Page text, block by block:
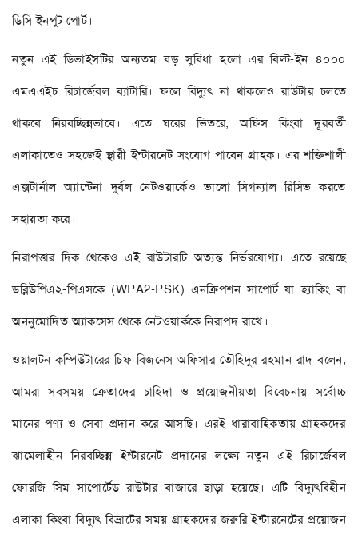
ডিসি ইনপুট পোর্ট।
নতুন এই ডিভাইসটির অন্যতম বড় সুবিধা হলো এর বিল্ট-ইন ৪০০০
এমএএইচ রিচার্জেবল ব্যাটারি। ফলে বিদ্যুৎ না থাকলেও রাউটার চলতে
থাকবে নিরবচ্ছিন্নভাবে। এতে ঘরের ভিতরে, অফিস কিংবা দূরবর্তী
এলাকাতেও সহজেই স্থায়ী ইন্টারনেট সংযোগ পাবেন গ্রাহক। এর শক্তিশালী
এক্সটার্নাল অ্যান্টেনা দুর্বল নেটওয়ার্কেও ভালো সিগন্যাল রিসিভ করতে
সহায়তা করে।
নিরাপত্তার দিক থেকেও এই রাউটারটি অত্যন্ত নির্ভরযোগ্য। এতে রয়েছে
ডব্লিউপিএ২-পিএসকে (WPA2-PSK) এনক্রিপশন সাপোর্ট যা হ্যাকিং বা
অননুমোদিত অ্যাকসেস থেকে নেটওয়ার্ককে নিরাপদ রাখে।
ওয়ালটন কম্পিউটারের চিফ বিজনেস অফিসার তৌহিদুর রহমান রাদ বলেন,
আমরা সবসময় ক্রেতাদের চাহিদা ও প্রয়োজনীয়তা বিবেচনায় সর্বোচ্চ
মানের পণ্য ও সেবা প্রদান করে আসছি। এরই ধারাবাহিকতায় গ্রাহকদের
ঝামেলাহীন নিরবচ্ছিন্ন ইন্টারনেট প্রদানের লক্ষ্যে নতুন এই রিচার্জেবল
ফোরজি সিম সাপোর্টেড রাউটার বাজারে ছাড়া হয়েছে। এটি বিদ্যুৎবিহীন
এলাকা কিংবা বিদ্যুৎ বিভ্রাটের সময় গ্রাহকদের জরুরি ইন্টারনেটের প্রয়োজন